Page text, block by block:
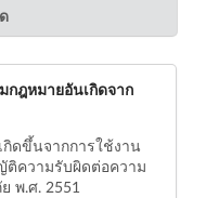
กฎหมายอันเกิดจาก
กิดขึ้นจากการใช้งาน
ความรับผิดต่อความ
พ.ศ. 2551